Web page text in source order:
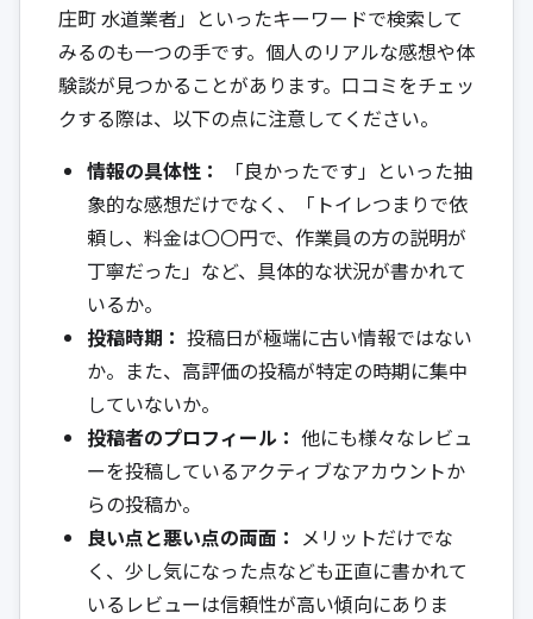
庄町 水道業者」といったキーワードで検索して
みるのも一つの手です。個人のリアルな感想や体
験談が見つかることがあります。口コミをチェッ
クする際は、以下の点に注意してください。
情報の具体性：
「良かったです」といった抽
象的な感想だけでなく、「トイレつまりで依
頼し、料金は〇〇円で、作業員の方の説明が
丁寧だった」など、具体的な状況が書かれて
いるか。
投稿時期： 投稿日が極端に古い情報ではない
か。また、高評価の投稿が特定の時期に集中
していないか。
投稿者のプロフィール： 他にも様々なレビュ
ーを投稿しているアクティブなアカウントか
らの投稿か。
良い点と悪い点の両面： メリットだけでな
く、少し気になった点なども正直に書かれて
いるレビューは信頼性が高い傾向にありま